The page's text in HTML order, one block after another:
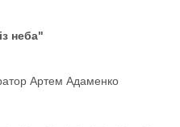
неба"
Артем Адаменко